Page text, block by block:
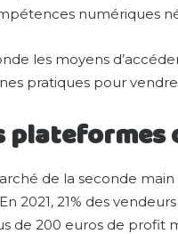
numériques
les moyens
pratiques pour
plateformes
de la seconde
2021, 21% des
de 200 euros de profit